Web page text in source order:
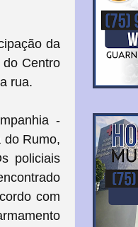
da
Centro
rua.
-
do Rumo,
policiais
com